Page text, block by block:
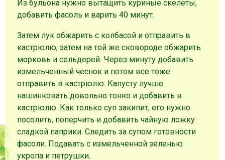
Из бульона нужно вытащить куриные скелеты,
добавить фасоль и варить 40 минут.
Затем лук обжарить с колбасой и отправить в
кастрюлю, затем на той же сковороде обжарить
морковь и сельдерей. Через минуту добавить
измельченный чеснок и потом все тоже
отправить в кастрюлю. Капусту лучше
нашинковать довольно тонко и добавить в
кастрюлю. Как только суп закипит, его нужно
посолить, поперчить и добавить чайную ложку
сладкой паприки. Следить за супом готовности
фасоли. Подавать с измельченной зеленью
укропа и петрушки.